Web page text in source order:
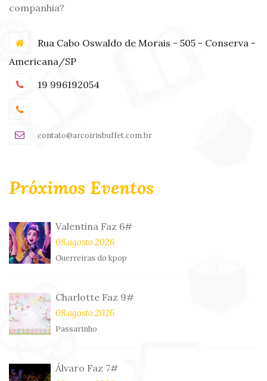
companhia?
Rua Cabo Oswaldo de Morais - 505 - Conserva -
Americana/SP
19 996192054
contato@arcoirisbuffet.com.br
Próximos Eventos
Valentina Faz 6#
08.agosto.2026
Guerreiras do kpop
Charlotte Faz 9#
08.agosto.2026
Passarinho
Álvaro Faz 7#